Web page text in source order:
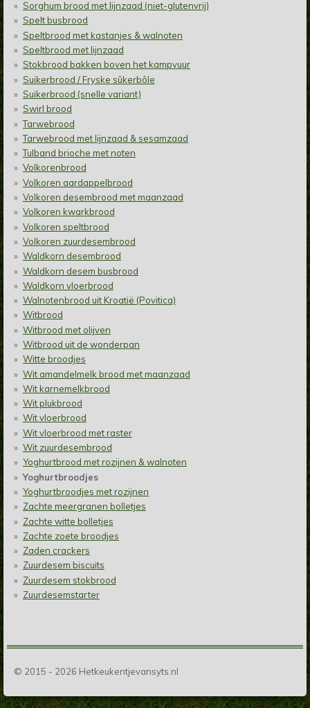
Sorghum brood met lijnzaad (niet-glutenvrij)
Spelt busbrood
Speltbrood met kastanjes & walnoten
Speltbrood met lijnzaad
Stokbrood bakken boven het kampvuur
Suikerbrood / Fryske sûkerbôle
Suikerbrood (snelle variant)
Swirl brood
Tarwebrood
Tarwebrood met lijnzaad & sesamzaad
Tulband brioche met noten
Volkorenbrood
Volkoren aardappelbrood
Volkoren desembrood met maanzaad
Volkoren kwarkbrood
Volkoren speltbrood
Volkoren zuurdesembrood
Waldkorn desembrood
Waldkorn desem busbrood
Waldkorn vloerbrood
Walnotenbrood uit Kroatië (Povitica)
Witbrood
Witbrood met olijven
Witbrood uit de wonderpan
Witte broodjes
Wit amandelmelk brood met maanzaad
Wit karnemelkbrood
Wit plukbrood
Wit vloerbrood
Wit vloerbrood met raster
Wit zuurdesembrood
Yoghurtbrood met rozijnen & walnoten
Yoghurtbroodjes
Yoghurtbroodjes met rozijnen
Zachte meergranen bolletjes
Zachte witte bolletjes
Zachte zoete broodjes
Zaden crackers
Zuurdesem biscuits
Zuurdesem stokbrood
Zuurdesemstarter
© 2015 - 2026 Hetkeukentjevansyts.nl